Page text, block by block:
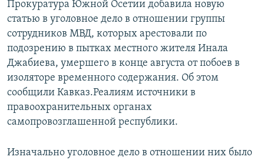
Все сайты РСЕ/РС
Прокуратура Южной Осетии добавила новую
статью в уголовное дело в отношении группы
сотрудников МВД, которых арестовали по
подозрению в пытках местного жителя Инала
Джабиева, умершего в конце августа от побоев в
изоляторе временного содержания. Об этом
сообщили Кавказ.Реалиям источники в
правоохранительных органах
самопровозглашенной республики.
Изначально уголовное дело в отношении них было